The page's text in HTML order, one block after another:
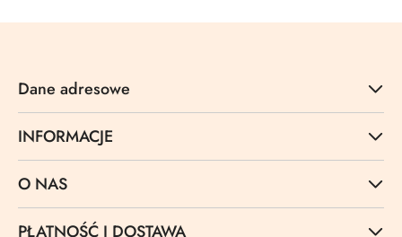
Dane adresowe
INFORMACJE
O NAS
PŁATNOŚĆ I DOSTAWA